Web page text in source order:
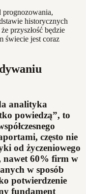
prognozowania,
historycznych
przyszłość będzie
świecie jest coraz
analityka
powiedzą”, to
często nie
od życzeniowego
nawet 60% firm w
w sposób
potwierdzenie
fundament